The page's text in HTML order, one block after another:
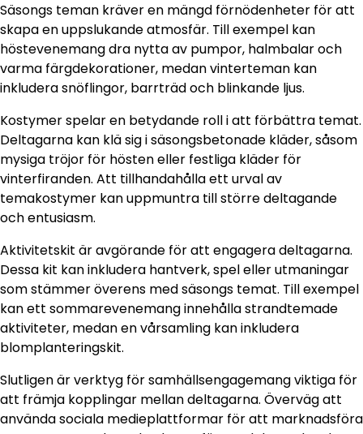
Säsongs teman kräver en mängd förnödenheter för att
skapa en uppslukande atmosfär. Till exempel kan
höstevenemang dra nytta av pumpor, halmbalar och
varma färgdekorationer, medan vinterteman kan
inkludera snöflingor, barrträd och blinkande ljus.
Kostymer spelar en betydande roll i att förbättra temat.
Deltagarna kan klä sig i säsongsbetonade kläder, såsom
mysiga tröjor för hösten eller festliga kläder för
vinterfiranden. Att tillhandahålla ett urval av
temakostymer kan uppmuntra till större deltagande
och entusiasm.
Aktivitetskit är avgörande för att engagera deltagarna.
Dessa kit kan inkludera hantverk, spel eller utmaningar
som stämmer överens med säsongs temat. Till exempel
kan ett sommarevenemang innehålla strandtemade
aktiviteter, medan en vårsamling kan inkludera
blomplanteringskit.
Slutligen är verktyg för samhällsengagemang viktiga för
att främja kopplingar mellan deltagarna. Överväg att
använda sociala medieplattformar för att marknadsföra